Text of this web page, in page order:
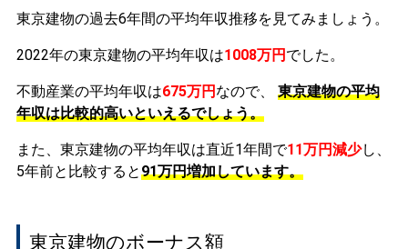
東京建物の過去6年間の平均年収推移を見てみましょう。
2022年の東京建物の平均年収は1008万円 でした。
不動産業の平均年収は675万円 なので、
東京建物の平均
年収は比較的高いといえるでしょう。
また、東京建物の平均年収は直近1年間で11万円減少し、
5年前と比較すると91万円増加しています。
東京建物のボーナス額